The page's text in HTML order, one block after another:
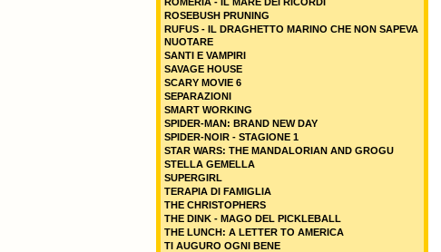
ROSEBUSH PRUNING
RUFUS - IL DRAGHETTO MARINO CHE NON SAPEVA
NUOTARE
SANTI E VAMPIRI
SAVAGE HOUSE
SCARY MOVIE 6
SEPARAZIONI
SMART WORKING
SPIDER-MAN: BRAND NEW DAY
SPIDER-NOIR - STAGIONE 1
STAR WARS: THE MANDALORIAN AND GROGU
STELLA GEMELLA
SUPERGIRL
TERAPIA DI FAMIGLIA
THE CHRISTOPHERS
THE DINK - MAGO DEL PICKLEBALL
THE LUNCH: A LETTER TO AMERICA
TI AUGURO OGNI BENE